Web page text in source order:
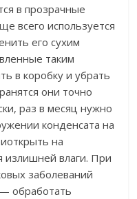
в прозрачные
всего используется
его сухим
таким
в коробку и убрать
они точно
раз в месяц нужно
конденсата на
на
излишней влаги. При
заболеваний
обработать